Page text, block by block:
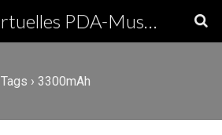
Olivers virtuelles PDA-Museum
Tags › 3300mAh